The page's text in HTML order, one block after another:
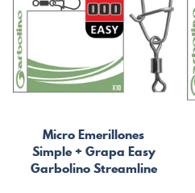
Micro Emerillones
Simple + Grapa Easy
Garbolino Streamline